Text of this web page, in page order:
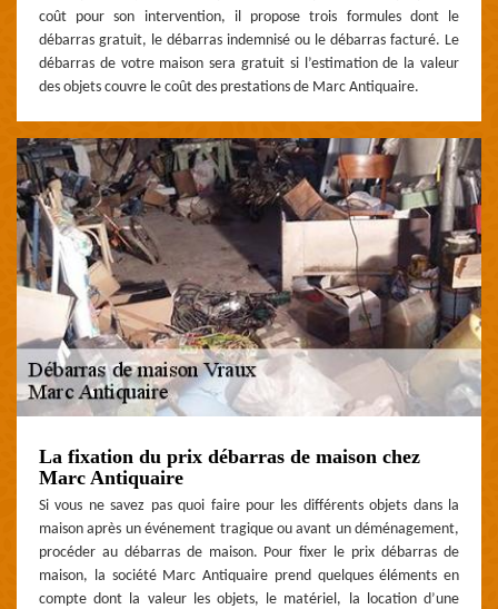
coût pour son intervention, il propose trois formules dont le
débarras gratuit, le débarras indemnisé ou le débarras facturé. Le
débarras de votre maison sera gratuit si l’estimation de la valeur
des objets couvre le coût des prestations de Marc Antiquaire.
La fixation du prix débarras de maison chez
Marc Antiquaire
Si vous ne savez pas quoi faire pour les différents objets dans la
maison après un événement tragique ou avant un déménagement,
procéder au débarras de maison. Pour fixer le prix débarras de
maison, la société Marc Antiquaire prend quelques éléments en
compte dont la valeur les objets, le matériel, la location d’une